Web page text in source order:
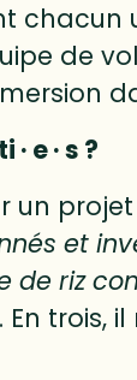
de
e · s ?
et
de riz
En trois,